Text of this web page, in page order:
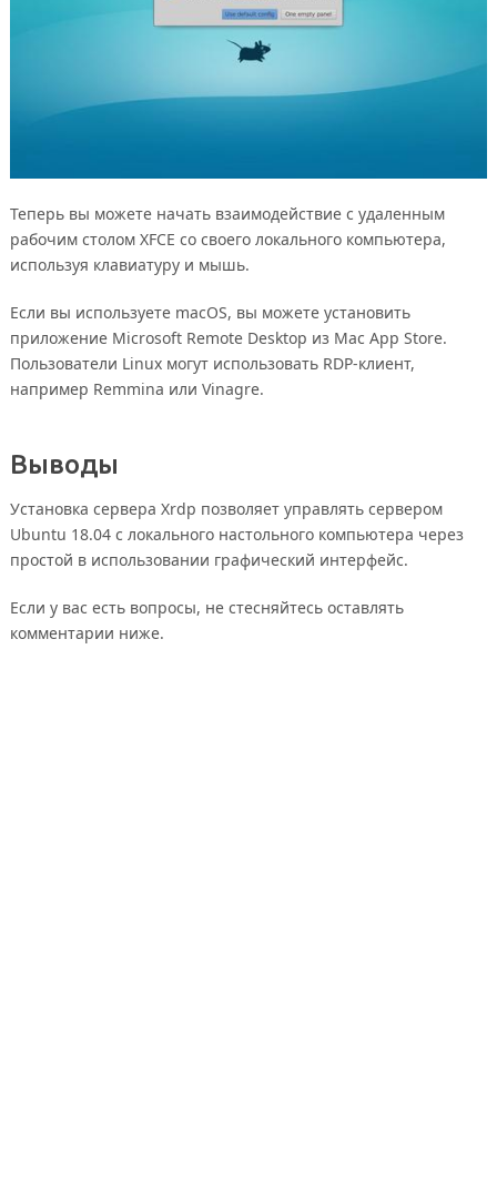
Теперь вы можете начать взаимодействие с удаленным
рабочим столом XFCE со своего локального компьютера,
используя клавиатуру и мышь.
Если вы используете macOS, вы можете установить
приложение Microsoft Remote Desktop из Mac App Store.
Пользователи Linux могут использовать RDP-клиент,
например Remmina или Vinagre.
Выводы
Установка сервера Xrdp позволяет управлять сервером
Ubuntu 18.04 с локального настольного компьютера через
простой в использовании графический интерфейс.
Если у вас есть вопросы, не стесняйтесь оставлять
комментарии ниже.